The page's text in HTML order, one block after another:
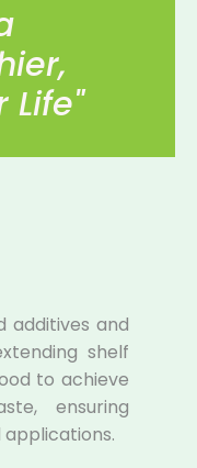
Life"
additives and
shelf
to achieve
ensuring